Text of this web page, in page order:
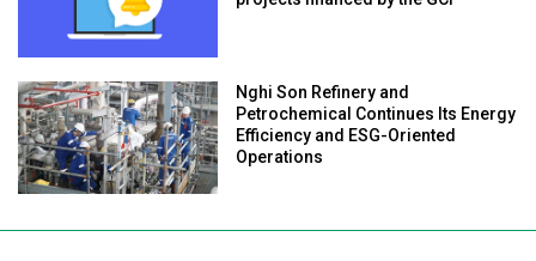
Nghi Son Refinery and
Petrochemical Continues Its Energy
Efficiency and ESG-Oriented
Operations